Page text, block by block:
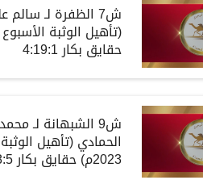
ش7 الظفرة لـسالم
(تأهيل الوثبة الأسبوع
حقايق بكار4:19:1
ش9 الشبهانة لـ
الحمادي(تأهيل الوثبة
2023م) حقايق بكار4:18:5